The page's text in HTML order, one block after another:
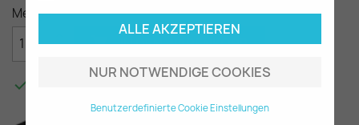
ALLE AKZEPTIEREN
NUR NOTWENDIGE COOKIES
Benutzerdefinierte Cookie Einstellungen
Menge
 IN DEN WARENKORB
